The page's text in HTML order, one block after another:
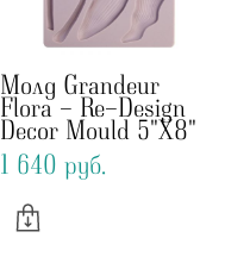
Молд Grandeur
Flora - Re-Design
Decor Mould 5"X8"
1 640 pуб.